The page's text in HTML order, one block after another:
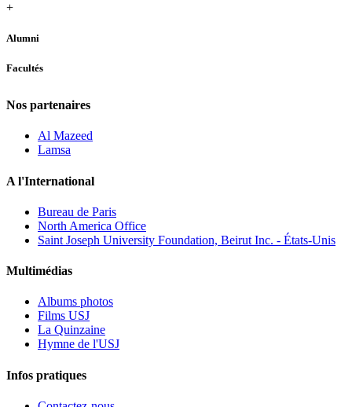
+
Alumni
Facultés
Nos partenaires
Al Mazeed
Lamsa
A l'International
Bureau de Paris
North America Office
Saint Joseph University Foundation, Beirut Inc. - États-Unis
Multimédias
Albums photos
Films USJ
La Quinzaine
Hymne de l'USJ
Infos pratiques